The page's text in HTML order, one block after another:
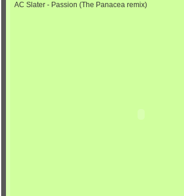
AC Slater - Passion (The Panacea remix)